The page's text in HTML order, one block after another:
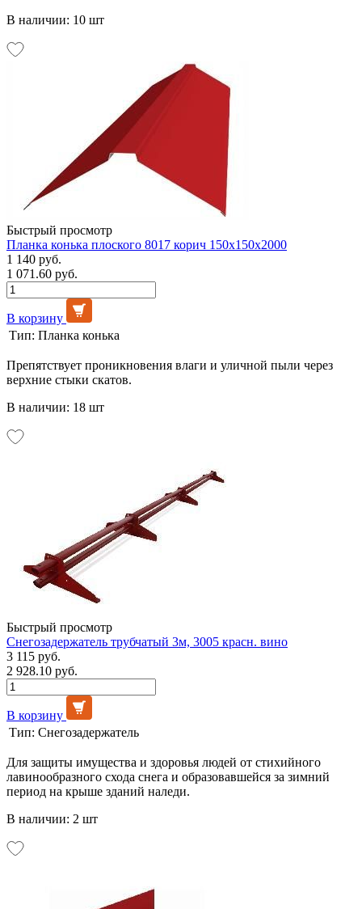
В наличии: 10 шт
Быстрый просмотр
Планка конька плоского 8017 корич 150х150х2000
1 140 руб.
1 071.60 руб.
В корзину
Тип: Планка конька
Препятствует проникновения влаги и уличной пыли через
верхние стыки скатов.
В наличии: 18 шт
Быстрый просмотр
Снегозадержатель трубчатый 3м, 3005 красн. вино
3 115 руб.
2 928.10 руб.
В корзину
Тип: Снегозадержатель
Для защиты имущества и здоровья людей от стихийного
лавинообразного схода снега и образовавшейся за зимний
период на крыше зданий наледи.
В наличии: 2 шт